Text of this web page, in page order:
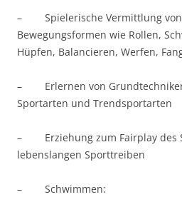
– Spielerische Vermittlung von
Bewegungsformen wie Rollen,
Hüpfen, Balancieren, Werfen,
– Erlernen von
Sportarten und Trendsportarten
– Erziehung zum Fairplay des
lebenslangen Sporttreiben
– Schwimmen: